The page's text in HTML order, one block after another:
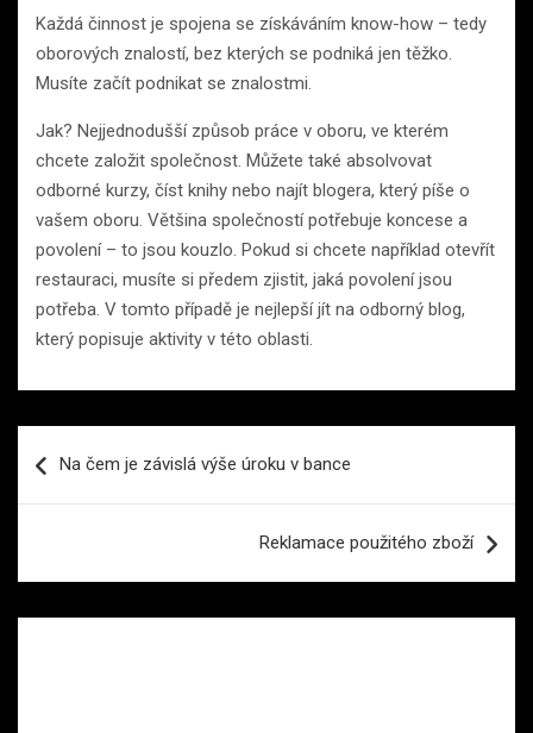
Každá činnost je spojena se získáváním know-how – tedy
oborových znalostí, bez kterých se podniká jen těžko.
Musíte začít podnikat se znalostmi.
Jak? Nejjednodušší způsob práce v oboru, ve kterém
chcete založit společnost. Můžete také absolvovat
odborné kurzy, číst knihy nebo najít blogera, který píše o
vašem oboru. Většina společností potřebuje koncese a
povolení – to jsou kouzlo. Pokud si chcete například otevřít
restauraci, musíte si předem zjistit, jaká povolení jsou
potřeba. V tomto případě je nejlepší jít na odborný blog,
který popisuje aktivity v této oblasti.
proNa čem je závislá výše úroku v bance
Reklamace použitého zboží